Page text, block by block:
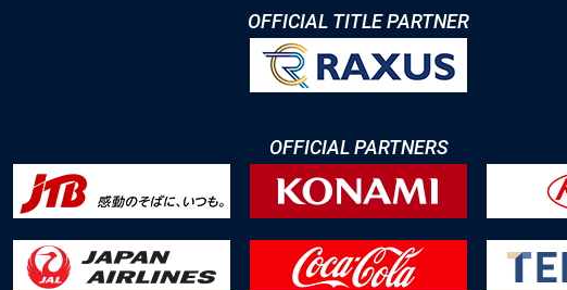
OFFICIAL TITLE PARTNER
OFFICIAL PARTNERS